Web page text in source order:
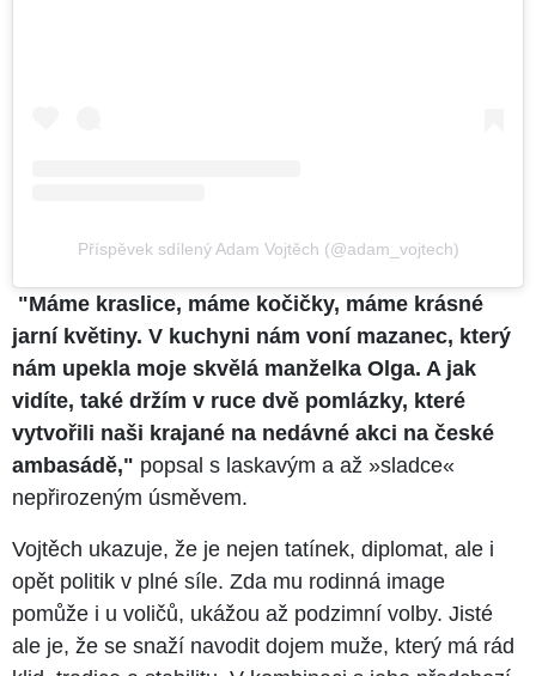
Příspěvek sdílený Adam Vojtěch (@adam_vojtech)
"Máme kraslice, máme kočičky, máme krásné
jarní květiny. V kuchyni nám voní mazanec, který
nám upekla moje skvělá manželka Olga. A jak
vidíte, také držím v ruce dvě pomlázky, které
vytvořili naši krajané na nedávné akci na české
ambasádě," popsal s laskavým a až »sladce«
nepřirozeným úsměvem.
Vojtěch ukazuje, že je nejen tatínek, diplomat, ale i
opět politik v plné síle. Zda mu rodinná image
pomůže i u voličů, ukážou až podzimní volby. Jisté
ale je, že se snaží navodit dojem muže, který má rád